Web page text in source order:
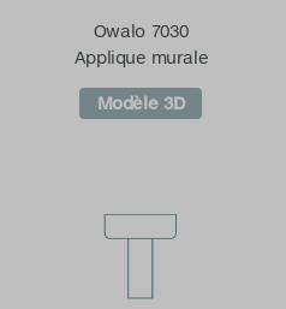
Owalo 7030
Applique murale
Modèle 3D